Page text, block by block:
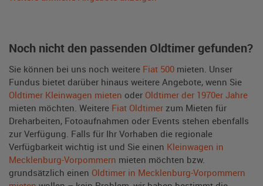
Noch nicht den passenden Oldtimer gefunden?
Sie können bei uns noch weitere Fiat 500 mieten. Unser
Fundus bietet darüber hinaus weitere Angebote, wenn Sie
Oldtimer Kleinwagen mieten oder Oldtimer der 1970er Jahre
mieten möchten. Weitere Fiat Oldtimer zum Mieten für
Dreharbeiten, Fotoaufnahmen oder Events stehen ebenfalls
zur Verfügung. Falls für Ihr Vorhaben die regionale
Verfügbarkeit wichtig ist und Sie einen Kleinwagen in
Mecklenburg-Vorpommern mieten möchten bzw.
grundsätzlich einen Oldtimer in Mecklenburg-Vorpommern